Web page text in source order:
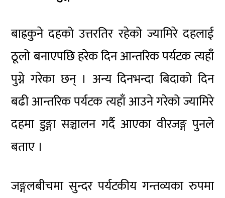
बाह्रकुने दहको उत्तरतिर रहेको ज्यामिरे दहलाई
ठूलो बनाएपछि हरेक दिन आन्तरिक पर्यटक त्यहाँ
पुग्ने गरेका छन् । अन्य दिनभन्दा बिदाको दिन
बढी आन्तरिक पर्यटक त्यहाँ आउने गरेको ज्यामिरे
दहमा डुङ्गा सञ्चालन गर्दै आएका वीरजङ्ग पुनले
बताए ।
जङ्गलबीचमा सुन्दर पर्यटकीय गन्तव्यका रुपमा